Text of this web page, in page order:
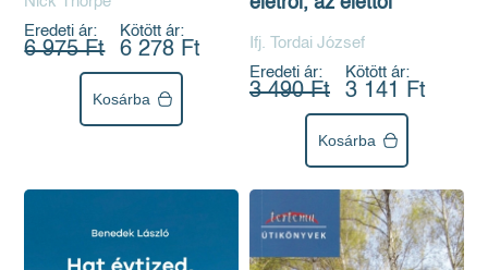
Eredeti ár:
6 975 Ft
Kötött ár:
6 278 Ft
Kosárba
Ifj. Tordai József
Eredeti ár:
3 490 Ft
Kötött ár:
3 141 Ft
Kosárba